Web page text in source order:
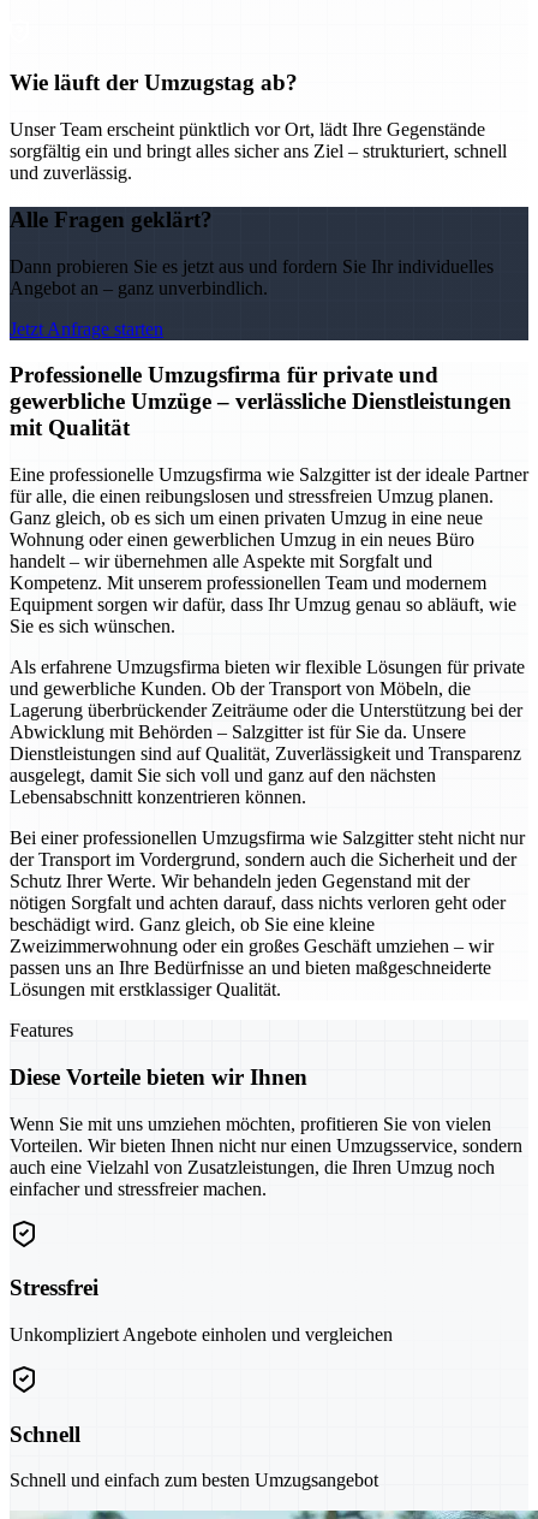
Wie läuft der Umzugstag ab?
Unser Team erscheint pünktlich vor Ort, lädt Ihre Gegenstände
sorgfältig ein und bringt alles sicher ans Ziel – strukturiert, schnell
und zuverlässig.
Alle Fragen geklärt?
Dann probieren Sie es jetzt aus und fordern Sie Ihr individuelles
Angebot an – ganz unverbindlich.
Jetzt Anfrage starten
Professionelle Umzugsfirma für private und
gewerbliche Umzüge – verlässliche Dienstleistungen
mit Qualität
Eine professionelle Umzugsfirma wie Salzgitter ist der ideale Partner
für alle, die einen reibungslosen und stressfreien Umzug planen.
Ganz gleich, ob es sich um einen privaten Umzug in eine neue
Wohnung oder einen gewerblichen Umzug in ein neues Büro
handelt – wir übernehmen alle Aspekte mit Sorgfalt und
Kompetenz. Mit unserem professionellen Team und modernem
Equipment sorgen wir dafür, dass Ihr Umzug genau so abläuft, wie
Sie es sich wünschen.
Als erfahrene Umzugsfirma bieten wir flexible Lösungen für private
und gewerbliche Kunden. Ob der Transport von Möbeln, die
Lagerung überbrückender Zeiträume oder die Unterstützung bei der
Abwicklung mit Behörden – Salzgitter ist für Sie da. Unsere
Dienstleistungen sind auf Qualität, Zuverlässigkeit und Transparenz
ausgelegt, damit Sie sich voll und ganz auf den nächsten
Lebensabschnitt konzentrieren können.
Bei einer professionellen Umzugsfirma wie Salzgitter steht nicht nur
der Transport im Vordergrund, sondern auch die Sicherheit und der
Schutz Ihrer Werte. Wir behandeln jeden Gegenstand mit der
nötigen Sorgfalt und achten darauf, dass nichts verloren geht oder
beschädigt wird. Ganz gleich, ob Sie eine kleine
Zweizimmerwohnung oder ein großes Geschäft umziehen – wir
passen uns an Ihre Bedürfnisse an und bieten maßgeschneiderte
Lösungen mit erstklassiger Qualität.
Features
Diese Vorteile bieten wir Ihnen
Wenn Sie mit uns umziehen möchten, profitieren Sie von vielen
Vorteilen. Wir bieten Ihnen nicht nur einen Umzugsservice, sondern
auch eine Vielzahl von Zusatzleistungen, die Ihren Umzug noch
einfacher und stressfreier machen.
Stressfrei
Unkompliziert Angebote einholen und vergleichen
Schnell
Schnell und einfach zum besten Umzugsangebot